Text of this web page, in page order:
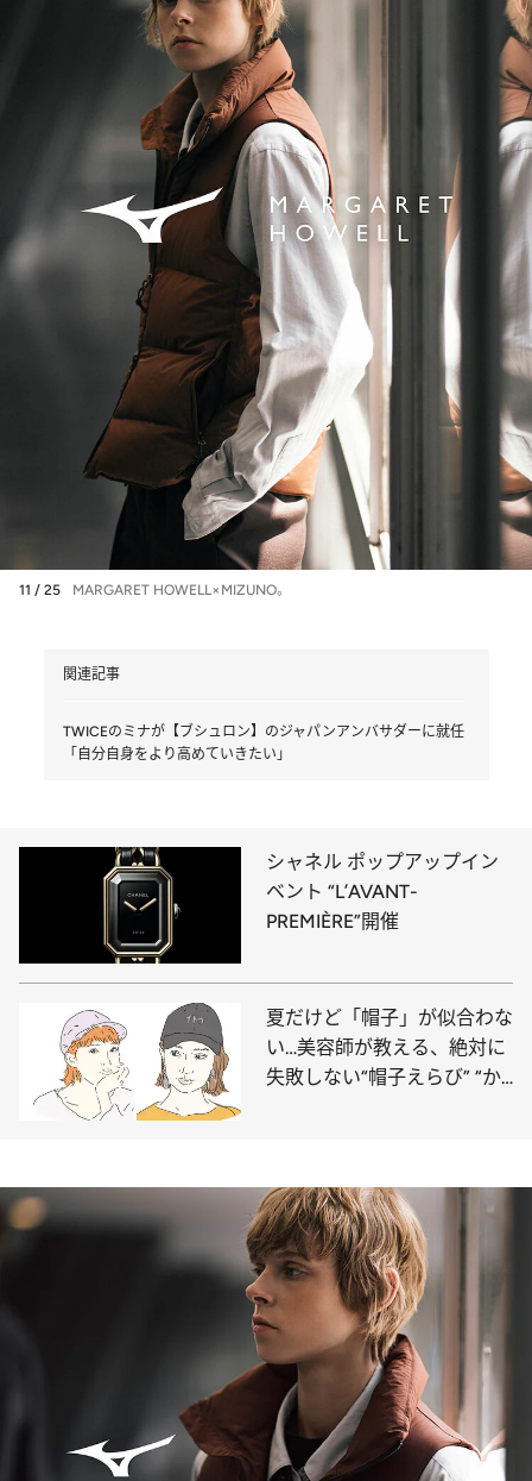
11 / 25 MARGARET HOWELL×MIZUNO。
関連記事
TWICEのミナが【ブシュロン】のジャパンアンバサダーに就任
「自分自身をより高めていきたい」
シャネル ポップアップイン
ベント “L’AVANT-
PREMIÈRE”開催
夏だけど「帽子」が似合わな
い…美容師が教える、絶対に
失敗しない“帽子えらび” “か